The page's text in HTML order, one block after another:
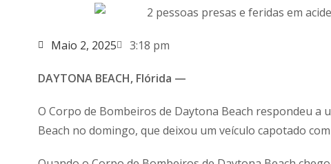
Maio 2, 2025 3:18 pm
DAYTONA BEACH, Flórida —
O Corpo de Bombeiros de Daytona Beach respondeu a
Beach no domingo, que deixou um veículo capotado